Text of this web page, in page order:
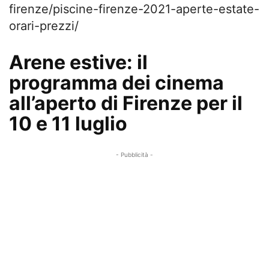
firenze/piscine-firenze-2021-aperte-estate-
orari-prezzi/
Arene estive: il
programma dei cinema
all’aperto di Firenze per il
10 e 11 luglio
- Pubblicità -